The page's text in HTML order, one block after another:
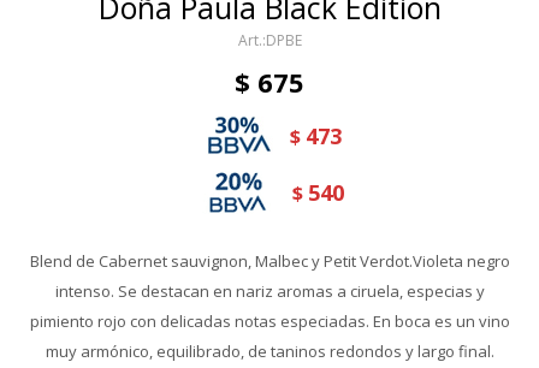
DPBE
$ 675
$ 473
$ 540
Blend de Cabernet sauvignon, Malbec y Petit Verdot.Violeta negro
intenso. Se destacan en nariz aromas a ciruela, especias y
pimiento rojo con delicadas notas especiadas. En boca es un vino
muy armónico, equilibrado, de taninos redondos y largo final.